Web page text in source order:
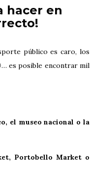
hacer en
público es caro, los
es posible encontrar mil
el museo nacional o la
Portobello Market o